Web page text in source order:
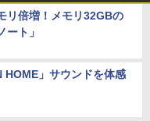
リ倍増！メモリ32GBの
ート」
HOME」サウンドを体感